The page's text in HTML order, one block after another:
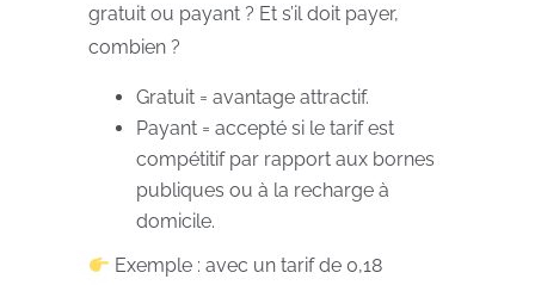
gratuit ou payant ? Et s’il doit payer,
combien ?
Gratuit = avantage attractif.
Payant = accepté si le tarif est
compétitif par rapport aux bornes
publiques ou à la recharge à
domicile.
Exemple : avec un tarif de 0,18